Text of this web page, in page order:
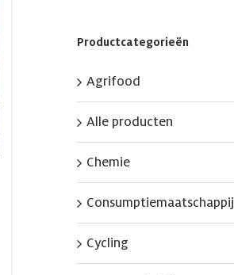
Productcategorieën
Agrifood
Alle producten
Chemie
Consumptiemaatschappij
Cycling